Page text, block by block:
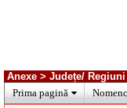
Anexe > Județe/
Prima pagină